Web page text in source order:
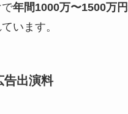
年間1000万〜1500万円
います。
告出演料